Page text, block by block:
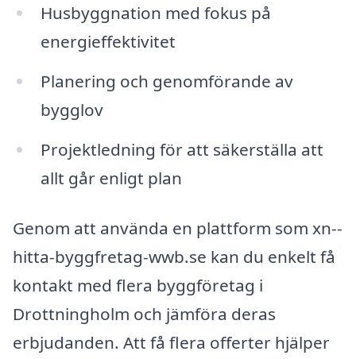
Husbyggnation med fokus på
energieffektivitet
Planering och genomförande av
bygglov
Projektledning för att säkerställa att
allt går enligt plan
Genom att använda en plattform som xn--
hitta-byggfretag-wwb.se kan du enkelt få
kontakt med flera byggföretag i
Drottningholm och jämföra deras
erbjudanden. Att få flera offerter hjälper